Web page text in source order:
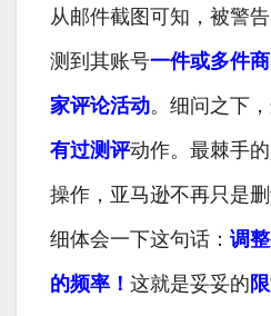
从邮件截图可知，被警
测到其账号一件或多件
家评论活动。细问之下
有过测评动作。最棘手
操作，亚马逊不再只是
细体会一下这句话： 调
的频率！ 这就是妥妥的